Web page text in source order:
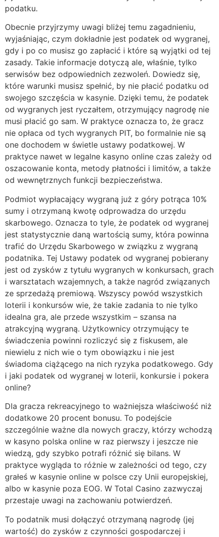
podatku.
Obecnie przyjrzymy uwagi bliżej temu zagadnieniu,
wyjaśniając, czym dokładnie jest podatek od wygranej,
gdy i po co musisz go zapłacić i które są wyjątki od tej
zasady. Takie informacje dotyczą ale, właśnie, tylko
serwisów bez odpowiednich zezwoleń. Dowiedz się,
które warunki musisz spełnić, by nie płacić podatku od
swojego szczęścia w kasynie. Dzięki temu, że podatek
od wygranych jest ryczałtem, otrzymujący nagrodę nie
musi płacić go sam. W praktyce oznacza to, że gracz
nie opłaca od tych wygranych PIT, bo formalnie nie są
one dochodem w świetle ustawy podatkowej. W
praktyce nawet w legalne kasyno online czas zależy od
oszacowanie konta, metody płatności i limitów, a także
od wewnętrznych funkcji bezpieczeństwa.
Podmiot wypłacający wygraną już z góry potrąca 10%
sumy i otrzymaną kwotę odprowadza do urzędu
skarbowego. Oznacza to tyle, że podatek od wygranej
jest statystycznie daną wartością sumy, która powinna
trafić do Urzędu Skarbowego w związku z wygraną
podatnika. Tej Ustawy podatek od wygranej pobierany
jest od zysków z tytułu wygranych w konkursach, grach
i warsztatach wzajemnych, a także nagród związanych
ze sprzedażą premiową. Wszyscy powód wszystkich
loterii i konkursów wie, że takie zadania to nie tylko
idealna gra, ale przede wszystkim – szansa na
atrakcyjną wygraną. Użytkownicy otrzymujący te
świadczenia powinni rozliczyć się z fiskusem, ale
niewielu z nich wie o tym obowiązku i nie jest
świadoma ciążącego na nich ryzyka podatkowego. Gdy
i jaki podatek od wygranej w loterii, konkursie i pokera
online?
Dla gracza rekreacyjnego to ważniejsza właściwość niż
dodatkowe 20 procent bonusu. To podejście
szczególnie ważne dla nowych graczy, którzy wchodzą
w kasyno polska online w raz pierwszy i jeszcze nie
wiedzą, gdy szybko potrafi różnić się bilans. W
praktyce wygląda to różnie w zależności od tego, czy
grałeś w kasynie online w polsce czy Unii europejskiej,
albo w kasynie poza EOG. W Total Casino zazwyczaj
przestaje uwagi na zachowaniu potwierdzeń.
To podatnik musi dołączyć otrzymaną nagrodę (jej
wartość) do zysków z czynności gospodarczej i